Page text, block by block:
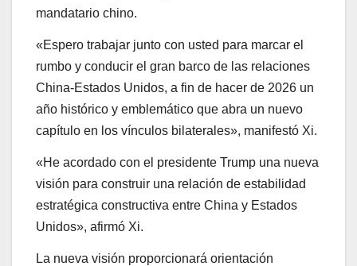
mandatario chino.
«Espero trabajar junto con usted para marcar el
rumbo y conducir el gran barco de las relaciones
China-Estados Unidos, a fin de hacer de 2026 un
año histórico y emblemático que abra un nuevo
capítulo en los vínculos bilaterales», manifestó Xi.
«He acordado con el presidente Trump una nueva
visión para construir una relación de estabilidad
estratégica constructiva entre China y Estados
Unidos», afirmó Xi.
La nueva visión proporcionará orientación